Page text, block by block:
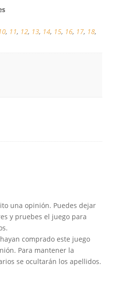
, 11, 12, 13, 14, 15, 16, 17, 18,
una opinión. Puedes dejar
y pruebes el juego para
comprado este juego
Para mantener la
se ocultarán los apellidos.